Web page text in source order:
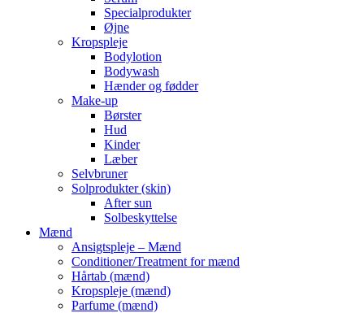
Specialprodukter
Øjne
Kropspleje
Bodylotion
Bodywash
Hænder og fødder
Make-up
Børster
Hud
Kinder
Læber
Selvbruner
Solprodukter (skin)
After sun
Solbeskyttelse
Mænd
Ansigtspleje – Mænd
Conditioner/Treatment for mænd
Hårtab (mænd)
Kropspleje (mænd)
Parfume (mænd)